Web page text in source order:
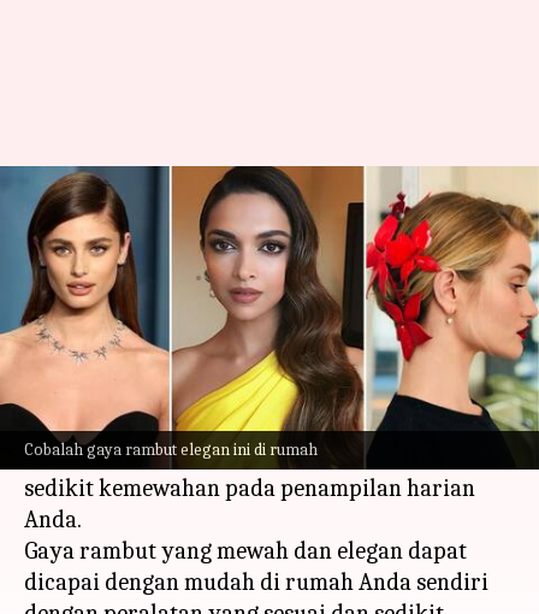
Cobalah gaya rambut elegan ini di rumah
Gaya rambut mewah yang bisa
Anda coba di rumah
menulis Taufiq Al Jufri Oct 19, 2023 10:31 am
Apa ceritanya
Tidak perlu menjadwalkan kunjungan ke salon
yang mahal, baik saat Anda bersiap-siap untuk
acara khusus atau hanya ingin menambahkan
sedikit kemewahan pada penampilan harian
Anda.
Gaya rambut yang mewah dan elegan dapat
dicapai dengan mudah di rumah Anda sendiri